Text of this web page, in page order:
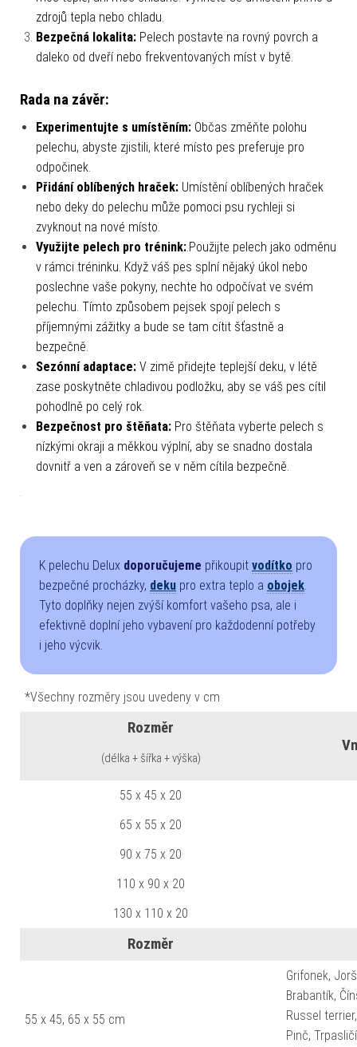
zdrojů tepla nebo chladu.
Bezpečná lokalita: Pelech postavte na rovný povrch a
daleko od dveří nebo frekventovaných míst v bytě.
Rada na závěr:
Experimentujte s umístěním: Občas změňte polohu
pelechu, abyste zjistili, které místo pes preferuje pro
odpočinek.
Přidání oblíbených hraček: Umístění oblíbených hraček
nebo deky do pelechu může pomoci psu rychleji si
zvyknout na nové místo.
Využijte pelech pro trénink:.Použijte pelech jako odměnu
v rámci tréninku. Když váš pes splní nějaký úkol nebo
poslechne vaše pokyny, nechte ho odpočívat ve svém
pelechu. Tímto způsobem pejsek spojí pelech s
příjemnými zážitky a bude se tam cítit šťastně a
bezpečně.
Sezónní adaptace: V zimě přidejte teplejší deku, v létě
zase poskytněte chladivou podložku, aby se váš pes cítil
pohodlně po celý rok.
Bezpečnost pro štěňata: Pro štěňata vyberte pelech s
nízkými okraji a měkkou výplní, aby se snadno dostala
dovnitř a ven a zároveň se v něm cítila bezpečně.
K pelechu Delux doporučujeme přikoupit vodítko pro
bezpečné procházky, deku pro extra teplo a obojek.
Tyto doplňky nejen zvýší komfort vašeho psa, ale i
efektivně doplní jeho vybavení pro každodenní potřeby
i jeho výcvik.
*Všechny rozměry jsou uvedeny v cm
Rozměr
(délka + šířka + výška)
55 x 45 x 20
65 x 55 x 20
90 x 75 x 20
110 x 90 x 20
130 x 110 x 20
Rozměr
55 x 45, 65 x 55 cm
Grifonek,
Brabantík,
Russel
Pinč,